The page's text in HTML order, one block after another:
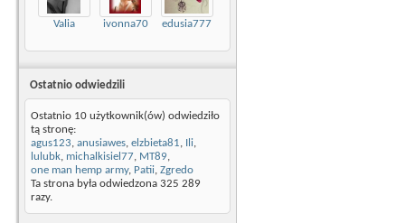
Valia ivonna70 edusia777
Ostatnio odwiedzili
Ostatnio 10 użytkownik(ów) odwiedziło
tą stronę:
agus123, anusiawes, elzbieta81, Ili,
lulubk, michalkisiel77, MT89,
one man hemp army, Patii, Zgredo
Ta strona była odwiedzona 325 289
razy.